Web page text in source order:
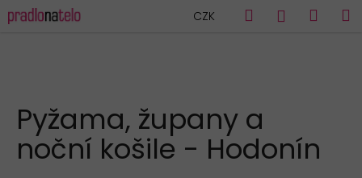
na
CZK Hledat
Pyžama, župany a
noční košile - Hodonín
K
o
o
p
o